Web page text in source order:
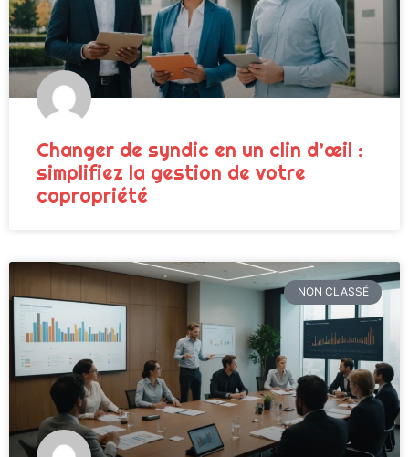
Changer de syndic en un clin d’œil :
simplifiez la gestion de votre
copropriété
NON CLASSÉ